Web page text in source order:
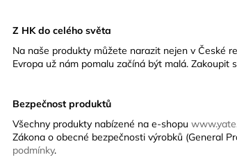
Z HK do celého světa
Na naše produkty můžete narazit nejen v České
Evropa už nám pomalu začíná být malá. Zakoupit
Bezpečnost produktů
Všechny produkty nabízené na e-shopu
Zákona o obecné bezpečnosti výrobků (General
podmínky.